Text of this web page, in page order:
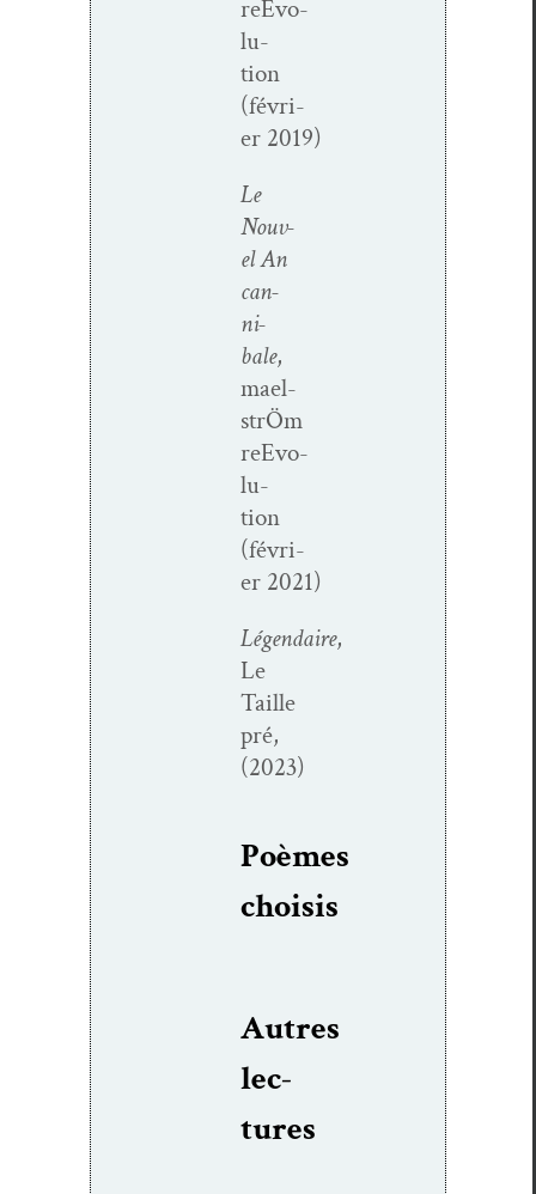
reEvo­
lu­
tion
(févri­
er 2019)
Le
Nou­v­
el An
can­
ni­
bale,
mael­
strÖm
reEvo­
lu­
tion
(févri­
er 2021)
Légendaire,
Le
Taille
pré,
(2023)
Poèmes
choi­sis
Autres
lec­
tures